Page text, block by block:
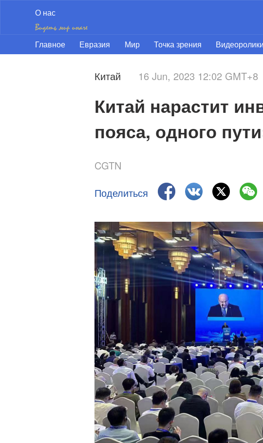
О нас
Главное Евразия Мир Точка зрения Видеоролики
Китай 16 Jun, 2023 12:02 GMT+8
Китай нарастит
пояса, одного
CGTN
Поделиться